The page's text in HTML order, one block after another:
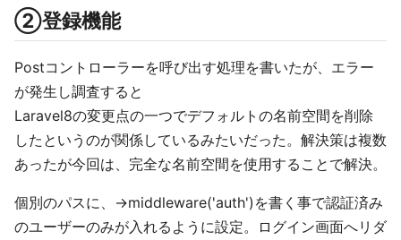
②登録機能
Postコントローラーを呼び出す処理を書いたが、エラー
が発生し調査すると
Laravel8の変更点の一つでデフォルトの名前空間を削除
したというのが関係しているみたいだった。解決策は複数
あったが今回は、完全な名前空間を使用することで解決。
個別のパスに、->middleware('auth')を書く事で認証済み
のユーザーのみが入れるように設定。ログイン画面へリダ